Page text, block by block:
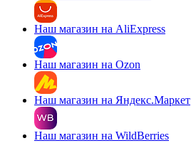
Наш магазин на AliExpress
Наш магазин на Ozon
Наш магазин на Яндекс.Маркет
Наш магазин на WildBerries